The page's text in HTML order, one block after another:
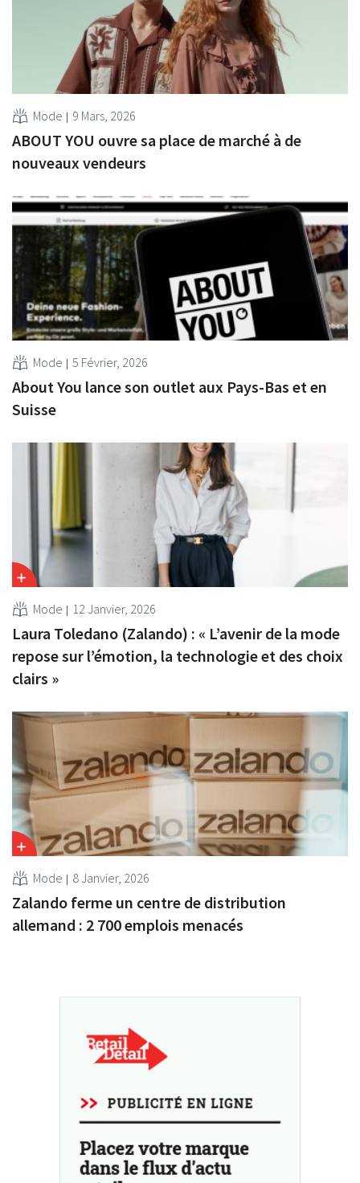
Mode 9 Mars, 2026
ABOUT YOU ouvre sa place de marché à de
nouveaux vendeurs
Mode 5 Février, 2026
About You lance son outlet aux Pays-Bas et en
Suisse
Mode 12 Janvier, 2026
Laura Toledano (Zalando) : « L’avenir de la mode
repose sur l’émotion, la technologie et des choix
clairs »
Mode 8 Janvier, 2026
Zalando ferme un centre de distribution
allemand : 2 700 emplois menacés